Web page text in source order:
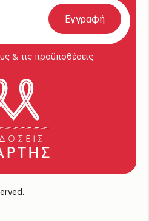
& τις προϋποθέσεις